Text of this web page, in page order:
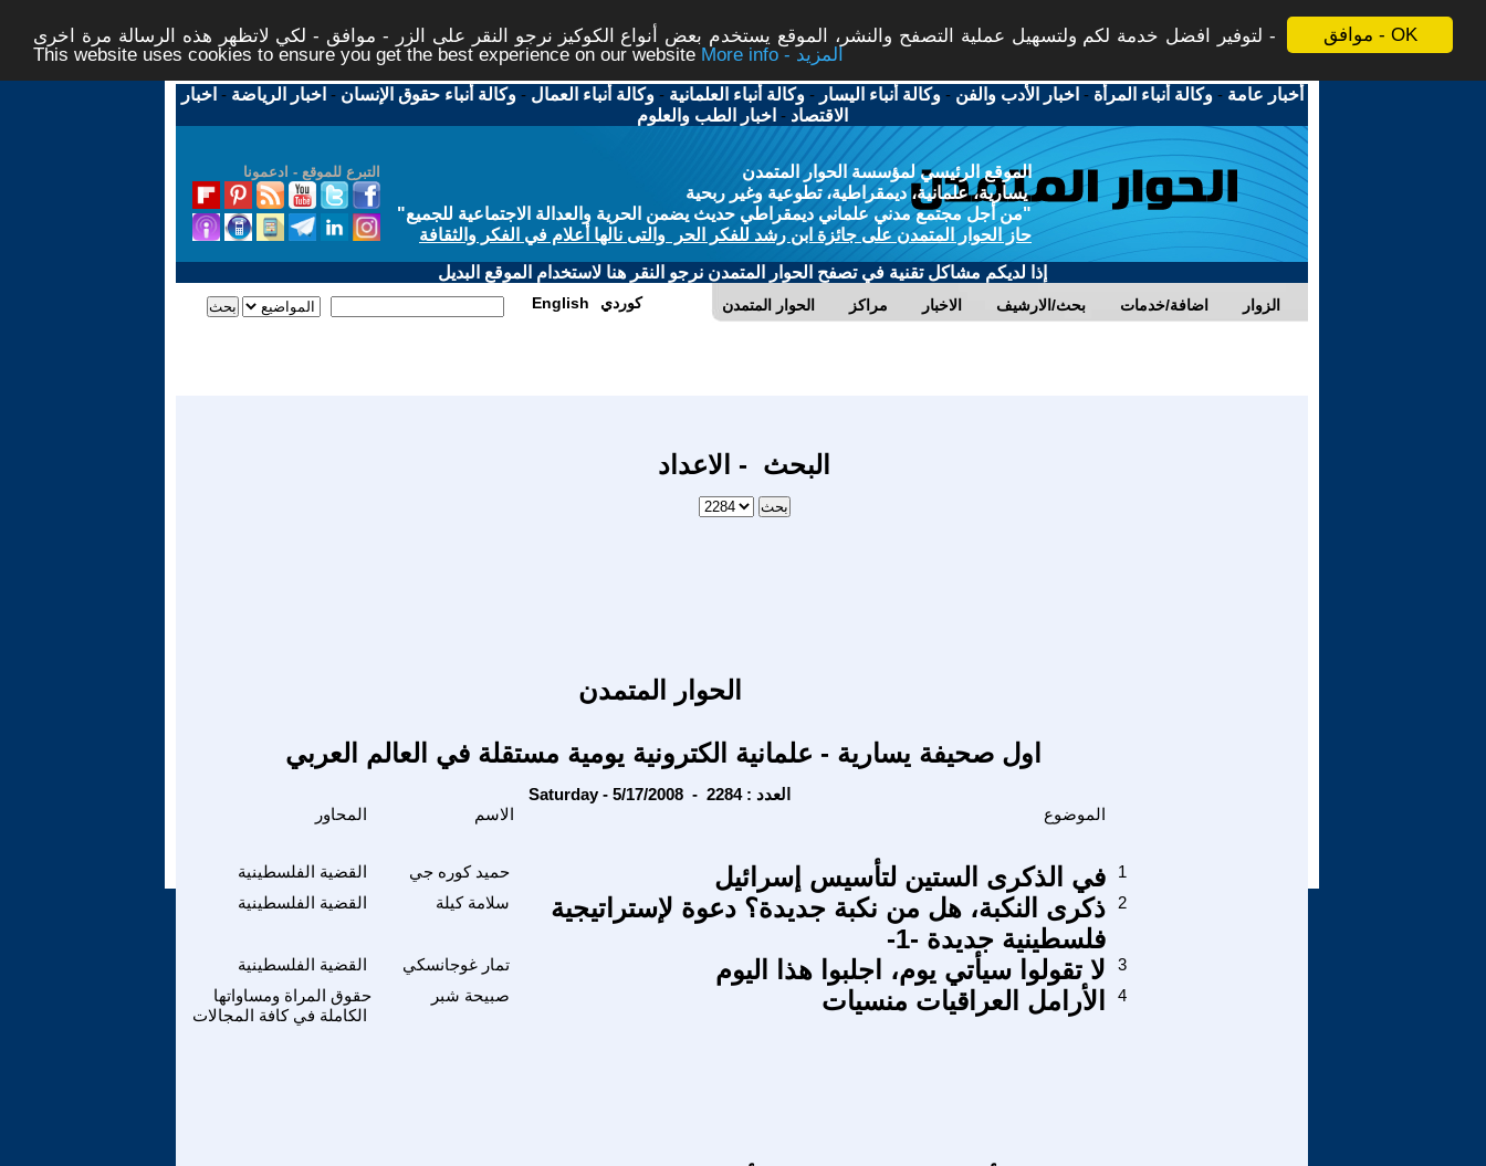
موافق - OK
لتوفير افضل خدمة لكم ولتسهيل عملية التصفح والنشر، الموقع يستخدم بعض أنواع الكوكيز نرجو النقر على الزر - موافق - لكي لاتظهر هذه الرسالة مرة اخرى -
This website uses cookies to ensure you get the best experience on our website
More info - المزيد
أخبار عامة -وكالة أنباء المرأة - اخبار الأدب والفن -وكالة أنباء اليسار -وكالة أنباء العلمانية -وكالة أنباء العمال -وكالة أنباء حقوق الإنسان - اخبار الرياضة - اخبار
الاقتصاد - اخبار الطب والعلوم
التبرع للموقع - ادعمونا
الموقع الرئيسي لمؤسسة الحوار المتمدن
يسارية، علمانية، ديمقراطية، تطوعية وغير ربحية
"من أجل مجتمع مدني علماني ديمقراطي حديث يضمن الحرية والعدالة الاجتماعية للجميع"
حاز الحوار المتمدن على جائزة ابن رشد للفكر الحر والتى نالها أعلام في الفكر والثقافة
إذا لديكم مشاكل تقنية في تصفح الحوار المتمدن نرجو النقر هنا لاستخدام الموقع البديل
الحوار المتمدن مراكز الاخبار بحث/الارشيف اضافة/خدمات الزوار English كوردي
البحث - الاعداد
الحوار المتمدن
اول صحيفة يسارية - علمانية الكترونية يومية مستقلة في العالم العربي
Saturday - 5/17/2008 - العدد : 2284
الاسم الموضوع
القضية الفلسطينية حميد كوره جي في الذكرى الستين لتأسيس إسرائيل
1
القضية الفلسطينية
سلامة كيلة
ذكرى النكبة، هل من نكبة جديدة؟ دعوة لإستراتيجية
فلسطينية جديدة -1-
2
القضية الفلسطينية تمار غوجانسكي لا تقولوا سيأتي يوم، اجلبوا هذا اليوم
3
حقوق المراة ومساواتها
الكاملة في كافة المجالات
صبيحة شبر الأرامل العراقيات منسيات 4